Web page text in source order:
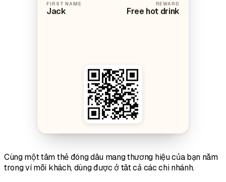
FIRST NAME
Jack
REWARD
Free hot drink
Cùng một tấm thẻ đóng dấu mang thương hiệu của bạn nằm
trong ví mỗi khách, dùng được ở tất cả các chi nhánh.